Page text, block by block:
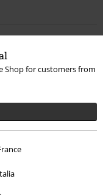
Shop for customers from
uitverkocht